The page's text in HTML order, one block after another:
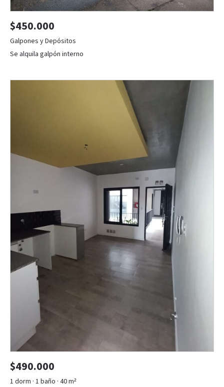
$450.000
Galpones y Depósitos
Se alquila galpón interno
$490.000
1 dorm · 1 baño · 40 m²